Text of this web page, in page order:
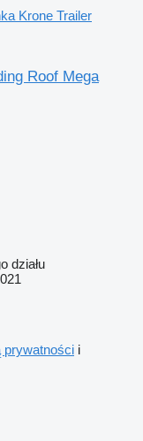
Krone Trailer
Roof Mega
działu
prywatności i